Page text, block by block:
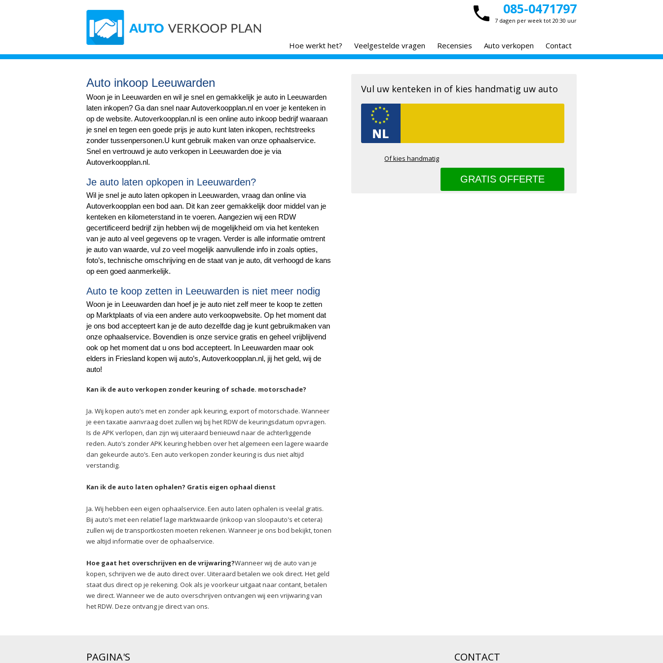
085-0471797
7 dagen per week tot 20:30 uur
Hoe werkt het? Veelgestelde vragen Recensies Auto verkopen Contact
Auto inkoop Leeuwarden
Woon je in Leeuwarden en wil je snel en gemakkelijk je auto in Leeuwarden
laten inkopen? Ga dan snel naar Autoverkoopplan.nl en voer je kenteken in
op de website. Autoverkoopplan.nl is een online auto inkoop bedrijf waaraan
je snel en tegen een goede prijs je auto kunt laten inkopen, rechtstreeks
zonder tussenpersonen.U kunt gebruik maken van onze ophaalservice.
Snel en vertrouwd je auto verkopen in Leeuwarden doe je via
Autoverkoopplan.nl.
Je auto laten opkopen in Leeuwarden?
Wil je snel je auto laten opkopen in Leeuwarden, vraag dan online via
Autoverkoopplan een bod aan. Dit kan zeer gemakkelijk door middel van je
kenteken en kilometerstand in te voeren. Aangezien wij een RDW
gecertificeerd bedrijf zijn hebben wij de mogelijkheid om via het kenteken
van je auto al veel gegevens op te vragen. Verder is alle informatie omtrent
je auto van waarde, vul zo veel mogelijk aanvullende info in zoals opties,
foto’s, technische omschrijving en de staat van je auto, dit verhoogd de kans
op een goed aanmerkelijk.
Auto te koop zetten in Leeuwarden is niet meer nodig
Woon je in Leeuwarden dan hoef je je auto niet zelf meer te koop te zetten
op Marktplaats of via een andere auto verkoopwebsite. Op het moment dat
je ons bod accepteert kan je de auto dezelfde dag je kunt gebruikmaken van
onze ophaalservice. Bovendien is onze service gratis en geheel vrijblijvend
ook op het moment dat u ons bod accepteert. In Leeuwarden maar ook
elders in Friesland kopen wij auto’s, Autoverkoopplan.nl, jij het geld, wij de
auto!
Kan ik de auto verkopen zonder keuring of schade. motorschade?
Ja. Wij kopen auto’s met en zonder apk keuring, export of motorschade. Wanneer
je een taxatie aanvraag doet zullen wij bij het RDW de keuringsdatum opvragen.
Is de APK verlopen, dan zijn wij uiteraard benieuwd naar de achterliggende
reden. Auto’s zonder APK keuring hebben over het algemeen een lagere waarde
dan gekeurde auto’s. Een auto verkopen zonder keuring is dus niet altijd
verstandig.
Kan ik de auto laten ophalen? Gratis eigen ophaal dienst
Ja. Wij hebben een eigen ophaalservice. Een auto laten ophalen is veelal gratis.
Bij auto’s met een relatief lage marktwaarde (inkoop van sloopauto's et cetera)
zullen wij de transportkosten moeten rekenen. Wanneer je ons bod bekijkt, tonen
we altijd informatie over de ophaalservice.
Hoe gaat het overschrijven en de vrijwaring?Wanneer wij de auto van je
kopen, schrijven we de auto direct over. Uiteraard betalen we ook direct. Het geld
staat dus direct op je rekening. Ook als je voorkeur uitgaat naar contant, betalen
we direct. Wanneer we de auto overschrijven ontvangen wij een vrijwaring van
het RDW. Deze ontvang je direct van ons.
Vul uw kenteken in of kies handmatig uw auto
Of kies handmatig
PAGINA'S CONTACT